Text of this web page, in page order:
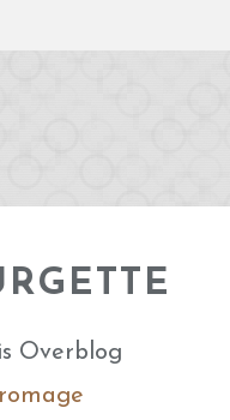
Overblog